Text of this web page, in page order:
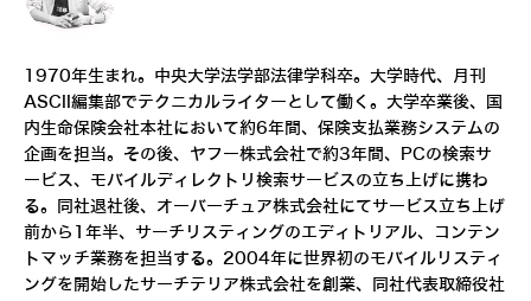
1970年生まれ。中央大学法学部法律学科卒。大学時代、月刊
ASCII編集部でテクニカルライターとして働く。大学卒業後、国
内生命保険会社本社において約6年間、保険支払業務システムの
企画を担当。その後、ヤフー株式会社で約3年間、PCの検索サ
ービス、モバイルディレクトリ検索サービスの立ち上げに携わ
る。同社退社後、オーバーチュア株式会社にてサービス立ち上げ
前から1年半、サーチリスティングのエディトリアル、コンテン
トマッチ業務を担当する。2004年に世界初のモバイルリスティ
ングを開始したサーチテリア株式会社を創業、同社代表取締役社